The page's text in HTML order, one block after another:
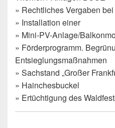
» Rechtliches Vergaben
» Installation einer
» Mini-PV-Anlage/
» Förderprogramm.
Entsieglungsmaßnahmen
» Sachstand „Großer
» Hainchesbuckel
» Ertüchtigung des